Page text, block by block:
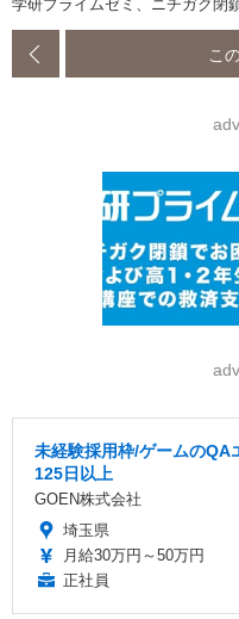
学研プライムゼミ、ニチガク閉
こ
未経験採用枠/ゲームのQA
125日以上
GOEN株式会社
埼玉県
月給30万円～50万円
正社員